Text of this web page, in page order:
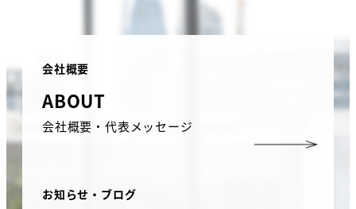
会社概要
ABOUT
会社概要・代表メッセージ
お知らせ・ブログ